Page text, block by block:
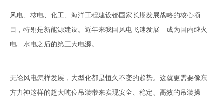
["facebook","twitter","line","wechat","linkedin","pinterest","whatsapp"]
风电、核电、化工、海洋工程建设都国家长期发展战略的核心项
目，特别是新能源建设。近年来我国风电飞速发展，成为国内继火
电、水电之后的第三大电源。
无论风电怎样发展，大型化都是恒久不变的趋势。这就更需要像东
方力神这样的超大吨位吊装带来实现安全、稳定、高效的吊装操